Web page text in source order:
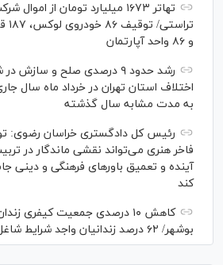
تهاتر ۱۶۷۳ میلیارد تومان از
و ۸۶ واحد آپارتمان
رشد حدود ۹ درصدی صلح و سازش
اختلاف استان تهران در خرداد ماه سال
به مدت مشابه سال گذشته
رئیس کل دادگستری خراسان رضوی:
فاخر هنری می‌تواند نقشی ماندگار در
آینده و تعمیق باور‌های فرهنگی و دینی
کند
کاهش ۱۰ درصدی جمعیت کیفری
بوشهر/ ۶۲ درصد زندانیان واجد شرایط شاغل هستند